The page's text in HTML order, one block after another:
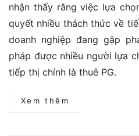
nhận thấy rằng việc lựa
quyết nhiều thách thức về
doanh nghiệp đang gặp
pháp được nhiều người lựa
tiếp thị chính là thuê PG.
Xem thêm